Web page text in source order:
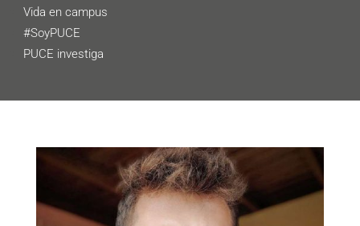
Vida en campus
#SoyPUCE
PUCE investiga